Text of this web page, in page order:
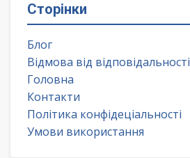
Сторінки
Блог
Відмова від відповідальності
Головна
Контакти
Політика конфідеціальності
Умови використання